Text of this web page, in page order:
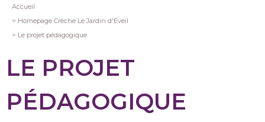
Fil
d'Ariane
Accueil
Homepage Crèche Le Jardin d'Eveil
Le projet pédagogique
LE PROJET
PÉDAGOGIQUE